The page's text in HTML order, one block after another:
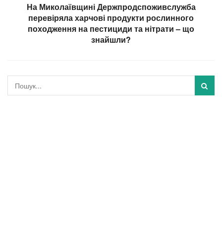
На Миколаївщині Держпродспоживслужба
перевіряла харчові продукти рослинного
походження на пестициди та нітрати – що
знайшли?